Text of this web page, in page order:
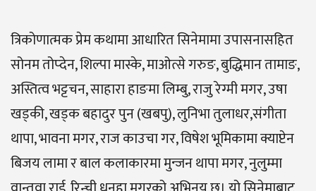
त्रिकोणात्मक प्रेम कथामा आधारित सिनेमामा उपासनासहित
सोनम तोप्देन, शिल्पा मास्के, माओत्से गरुङ, बुद्धिमान तामाङ,
अस्तित्व भट्टचन, साहारा हाङमा लिम्बु, राजु रेग्मी मगर, उषा
खड्की, खड्क बहादुर पुन (खबपु), लुनिभा तुलाधर,संगीता
थापा, भावना मगर, राज काउचा गर, विषेश भूमिकामा क्याप्टेन
बिजय लामा र बाल कलाकारमा मुन्जन थापा मगर, नुलुम्मा